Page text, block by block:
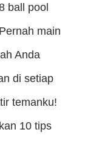
ball pool
main
Anda
di setiap
temanku!
10 tips